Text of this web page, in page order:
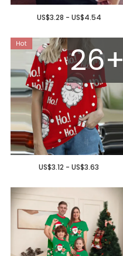
US$3.28 - US$4.54
26+
US$3.12 - US$3.63